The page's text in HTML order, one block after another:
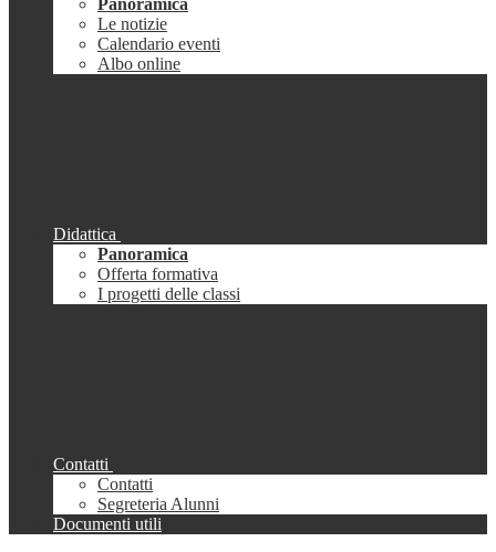
Panoramica
Le notizie
Calendario eventi
Albo online
Didattica
Panoramica
Offerta formativa
I progetti delle classi
Contatti
Contatti
Segreteria Alunni
Documenti utili